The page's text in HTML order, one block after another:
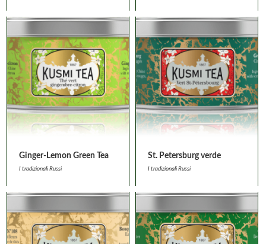
Ginger-Lemon Green Tea
I tradizionali Russi
St. Petersburg verde
I tradizionali Russi